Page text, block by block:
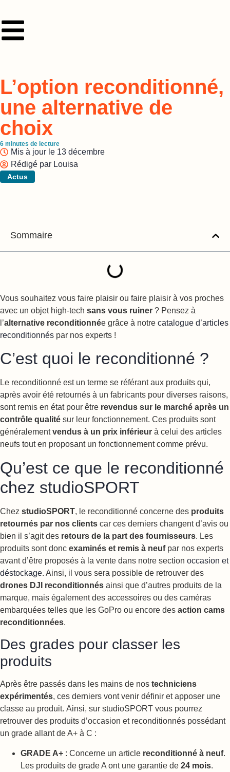
L’option reconditionné,
une alternative de
choix
6 minutes de lecture
Mis à jour le 13 décembre
Rédigé par Louisa
Actus
Sommaire
Vous souhaitez vous faire plaisir ou faire plaisir à vos proches
avec un objet high-tech sans vous ruiner ? Pensez à
l’alternative reconditionnée grâce à notre catalogue d’articles
reconditionnés par nos experts !
C’est quoi le reconditionné ?
Le reconditionné est un terme se référant aux produits qui,
après avoir été retournés à un fabricants pour diverses raisons,
sont remis en état pour être revendus sur le marché après un
contrôle qualité sur leur fonctionnement. Ces produits sont
généralementvendus à un prix inférieur à celui des articles
neufs tout en proposant un fonctionnement comme prévu.
Qu’est ce que le reconditionné
chez studioSPORT
Chez studioSPORT, le reconditionné concerne des produits
retournés par nos clients car ces derniers changent d’avis ou
bien il s’agit des retours de la part des fournisseurs. Les
produits sont donc examinés et remis à neufpar nos experts
avant d’être proposés à la vente dans notre section occasion et
déstockage. Ainsi, il vous sera possible de retrouver des
drones DJI reconditionnés ainsi que d’autres produits de la
marque, mais également des accessoires ou des caméras
embarquées telles que les GoPro ou encore des action cams
reconditionnées.
Des grades pour classer les
produits
Après être passés dans les mains de nos techniciens
expérimentés, ces derniers vont venir définir et apposer une
classe au produit. Ainsi, sur studioSPORT vous pourrez
retrouver des produits d’occasion et reconditionnés possédant
un grade allant de A+ à C :
GRADE A+ : Concerne un article reconditionné à neuf.
Les produits de grade A ont une garantie de 24 mois.